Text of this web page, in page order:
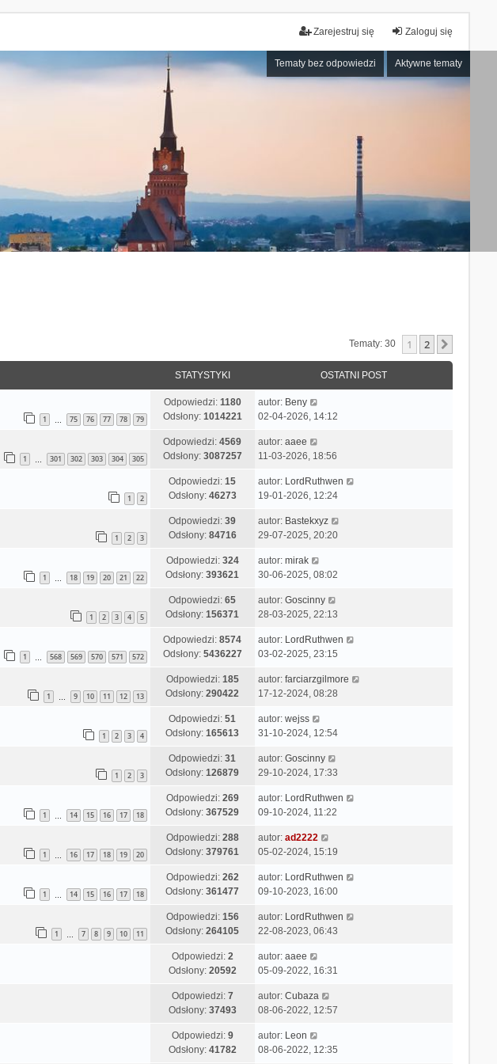
Zaloguj się
Zarejestruj się
Tematy bez odpowiedzi Aktywne tematy
Tematy: 30 1 2
STATYSTYKI OSTATNI POST
1 … 75 76 77 78 79
Odpowiedzi: 1180
Odsłony: 1014221
autor: Beny
02-04-2026, 14:12
1 … 301 302 303 304 305
Odpowiedzi:4569
Odsłony: 3087257
autor: aaee
11-03-2026, 18:56
1 2
Odpowiedzi:15
Odsłony: 46273
autor: LordRuthwen
19-01-2026, 12:24
1 2 3
Odpowiedzi:39
Odsłony: 84716
autor: Bastekxyz
29-07-2025, 20:20
1 … 18 19 20 21 22
Odpowiedzi: 324
Odsłony:393621
autor: mirak
30-06-2025, 08:02
1 2 3 4 5
Odpowiedzi:65
Odsłony:156371
autor: Goscinny
28-03-2025, 22:13
1 … 568 569 570 571 572
Odpowiedzi:8574
Odsłony: 5436227
autor: LordRuthwen
03-02-2025, 23:15
1 … 9 10 11 12 13
Odpowiedzi: 185
Odsłony:290422
autor: farciarzgilmore
17-12-2024, 08:28
1 2 3 4
Odpowiedzi:51
Odsłony:165613
autor: wejss
31-10-2024, 12:54
1 2 3
Odpowiedzi:31
Odsłony:126879
autor: Goscinny
29-10-2024, 17:33
1 … 14 15 16 17 18
Odpowiedzi: 269
Odsłony:367529
autor: LordRuthwen
09-10-2024, 11:22
1 … 16 17 18 19 20
Odpowiedzi: 288
Odsłony:379761
autor: ad2222
05-02-2024, 15:19
1 … 14 15 16 17 18
Odpowiedzi: 262
Odsłony:361477
autor: LordRuthwen
09-10-2023, 16:00
1 … 7 8 9 10 11
Odpowiedzi: 156
Odsłony:264105
autor: LordRuthwen
22-08-2023, 06:43
Odpowiedzi: 2
Odsłony: 20592
autor: aaee
05-09-2022, 16:31
Odpowiedzi: 7
Odsłony: 37493
autor: Cubaza
08-06-2022, 12:57
Odpowiedzi: 9
Odsłony: 41782
autor: Leon
08-06-2022, 12:35